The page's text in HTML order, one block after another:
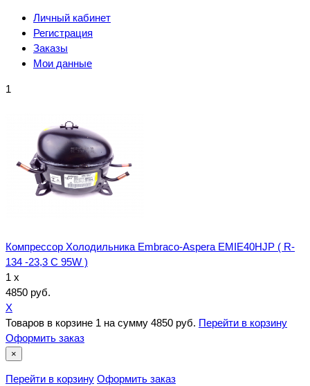
Личный кабинет
Регистрация
Заказы
Мои данные
1
Компрессор Холодильника Embraco-Aspera EMIE40HJP ( R-
134 -23,3 С 95W )
1 x
4850 руб.
X
Товаров в корзине 1 на сумму 4850 руб. Перейти в корзину
Оформить заказ
×
Перейти в корзину Оформить заказ